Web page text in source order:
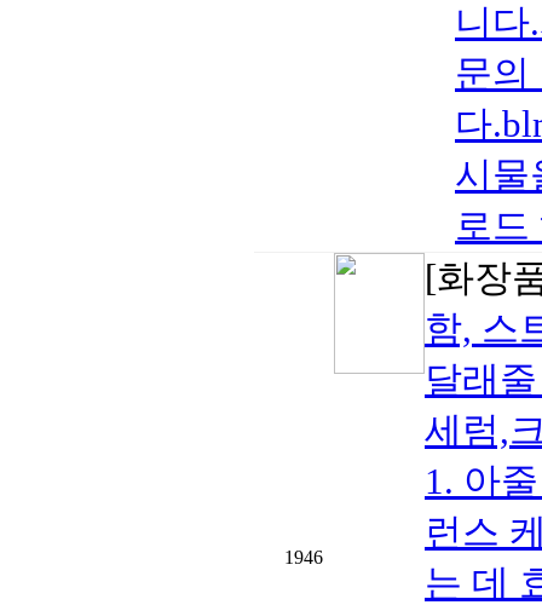
니다
문의
다
시물
로드
1946
[화장
함, 스
달래
세럼,
1. 아
런스
는 데